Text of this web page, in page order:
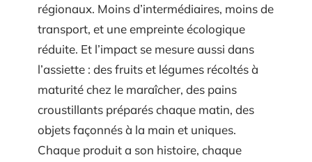
régionaux. Moins d’intermédiaires, moins de
transport, et une empreinte écologique
réduite. Et l’impact se mesure aussi dans
l’assiette : des fruits et légumes récoltés à
maturité chez le maraîcher, des pains
croustillants préparés chaque matin, des
objets façonnés à la main et uniques.
Chaque produit a son histoire, chaque